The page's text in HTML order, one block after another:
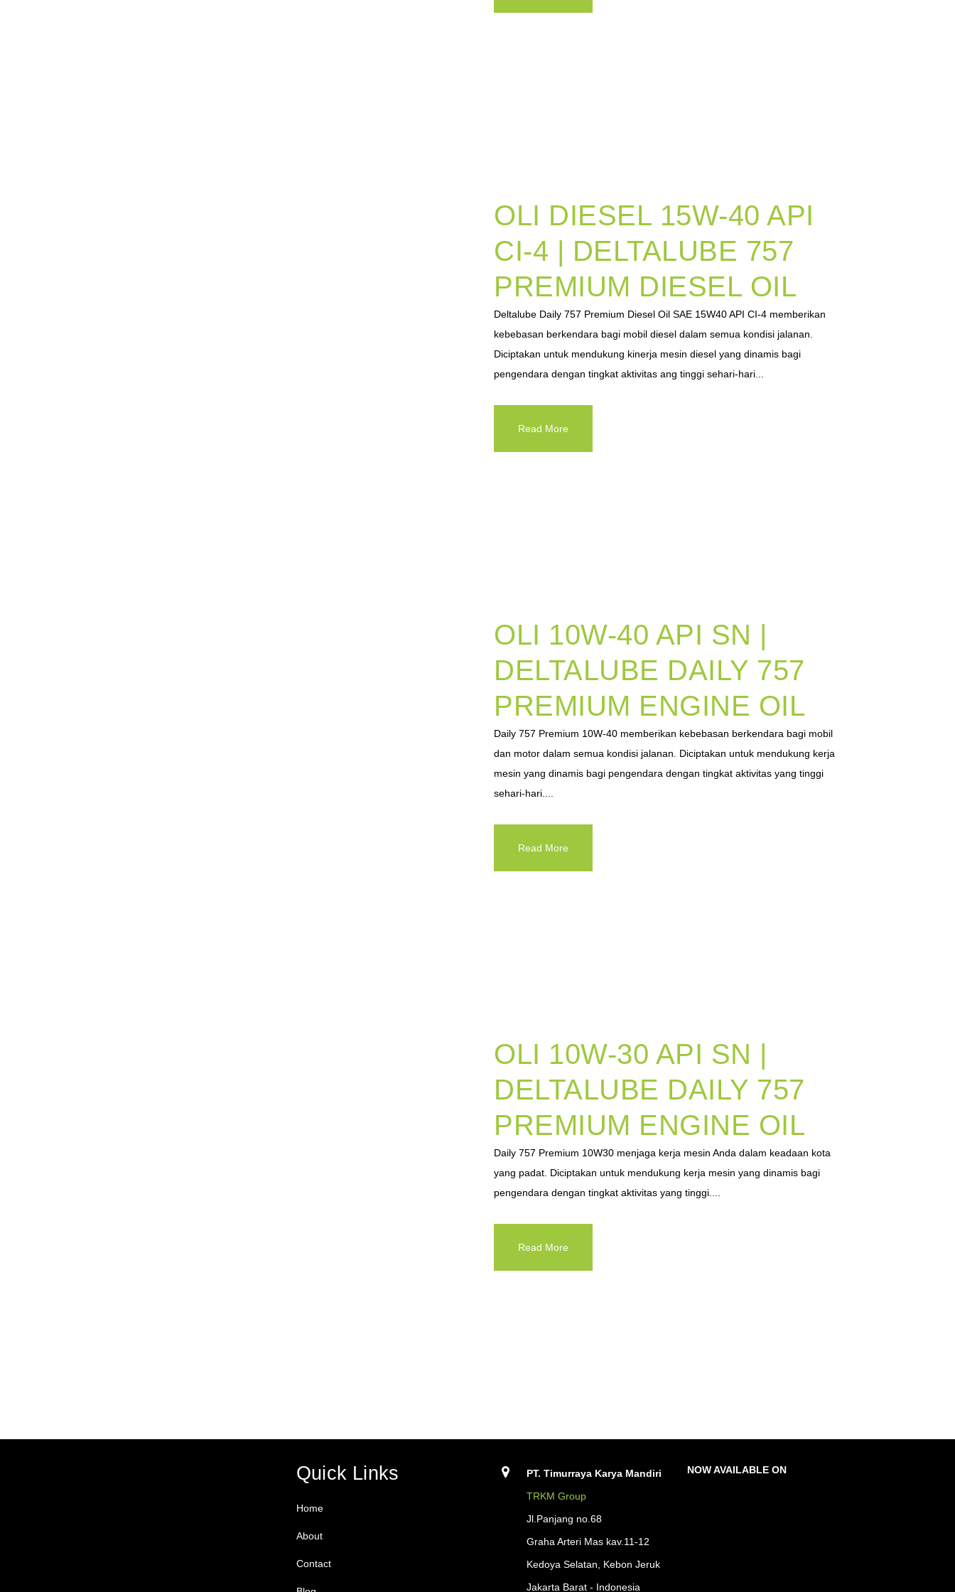
OLI DIESEL 15W-40 API
CI-4 | DELTALUBE 757
PREMIUM DIESEL OIL
Deltalube Daily 757 Premium Diesel Oil SAE 15W40 API CI-4 memberikan
kebebasan berkendara bagi mobil diesel dalam semua kondisi jalanan.
Diciptakan untuk mendukung kinerja mesin diesel yang dinamis bagi
pengendara dengan tingkat aktivitas ang tinggi sehari-hari...
Read More
OLI 10W-40 API SN |
DELTALUBE DAILY 757
PREMIUM ENGINE OIL
Daily 757 Premium 10W-40 memberikan kebebasan berkendara bagi mobil
dan motor dalam semua kondisi jalanan. Diciptakan untuk mendukung kerja
mesin yang dinamis bagi pengendara dengan tingkat aktivitas yang tinggi
sehari-hari....
Read More
OLI 10W-30 API SN |
DELTALUBE DAILY 757
PREMIUM ENGINE OIL
Daily 757 Premium 10W30 menjaga kerja mesin Anda dalam keadaan kota
yang padat. Diciptakan untuk mendukung kerja mesin yang dinamis bagi
pengendara dengan tingkat aktivitas yang tinggi....
Read More
Quick Links
Home
About
Contact
PT. Timurraya Karya Mandiri
TRKM Group
Jl.Panjang no.68
Graha Arteri Mas kav.11-12
Kedoya Selatan, Kebon Jeruk
Jakarta Barat - Indonesia
NOW AVAILABLE ON